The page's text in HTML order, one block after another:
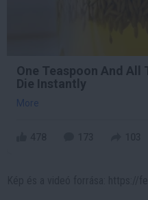
One Teaspoon And All
Die Instantly
More